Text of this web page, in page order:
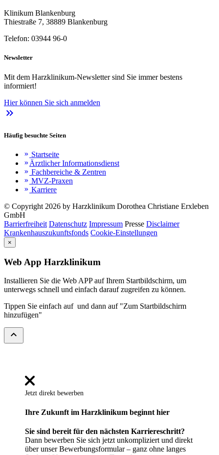
Klinikum Blankenburg
Thiestraße 7, 38889 Blankenburg
Telefon: 03944 96-0
Newsletter
Mit dem Harzklinikum-Newsletter sind Sie immer bestens
informiert!
Hier können Sie sich anmelden
keyboard_double_arrow_right
Häufig besuchte Seiten
keyboard_double_arrow_right Startseite
keyboard_double_arrow_right Ärztlicher Informationsdienst
keyboard_double_arrow_right Fachbereiche & Zentren
keyboard_double_arrow_right MVZ-Praxen
keyboard_double_arrow_right Karriere
© Copyright 2026 by Harzklinikum Dorothea Christiane Erxleben
GmbH
Barrierfreiheit Datenschutz Impressum Presse Disclaimer
Krankenhauszukunftsfonds Cookie-Einstellungen
×
Web App Harzklinikum
Installieren Sie die Web APP auf Ihrem Startbildschirm, um
unterwegs schnell und einfach darauf zugreifen zu können.
Tippen Sie einfach auf und dann auf "Zum Startbildschirm
hinzufügen"
expand_less
Jetzt direkt bewerben
Ihre Zukunft im Harzklinikum beginnt hier
Sie sind bereit für den nächsten Karriereschritt?
Dann bewerben Sie sich jetzt unkompliziert und direkt
über unser Bewerbungsformular – ganz ohne langes